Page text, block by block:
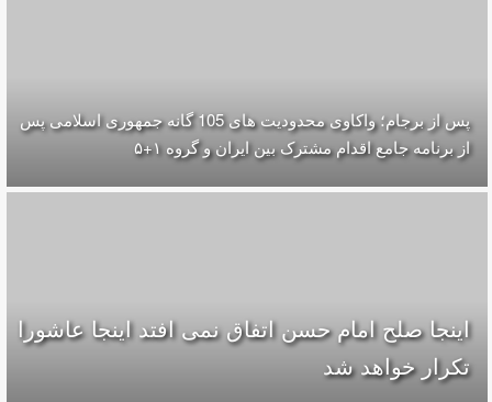
پس از برجام؛ واکاوی محدودیت های 105 گانه جمهوری اسلامی پس
از برنامه جامع اقدام مشترک بین ایران و گروه ۱+۵
اينجا صلح امام حسن اتفاق نمى افتد اينجا عاشورا
تكرار خواهد شد